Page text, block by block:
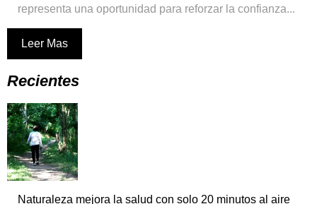
representa una oportunidad para reforzar la confianza...
Leer Mas
Recientes
Naturaleza mejora la salud con solo 20 minutos al aire